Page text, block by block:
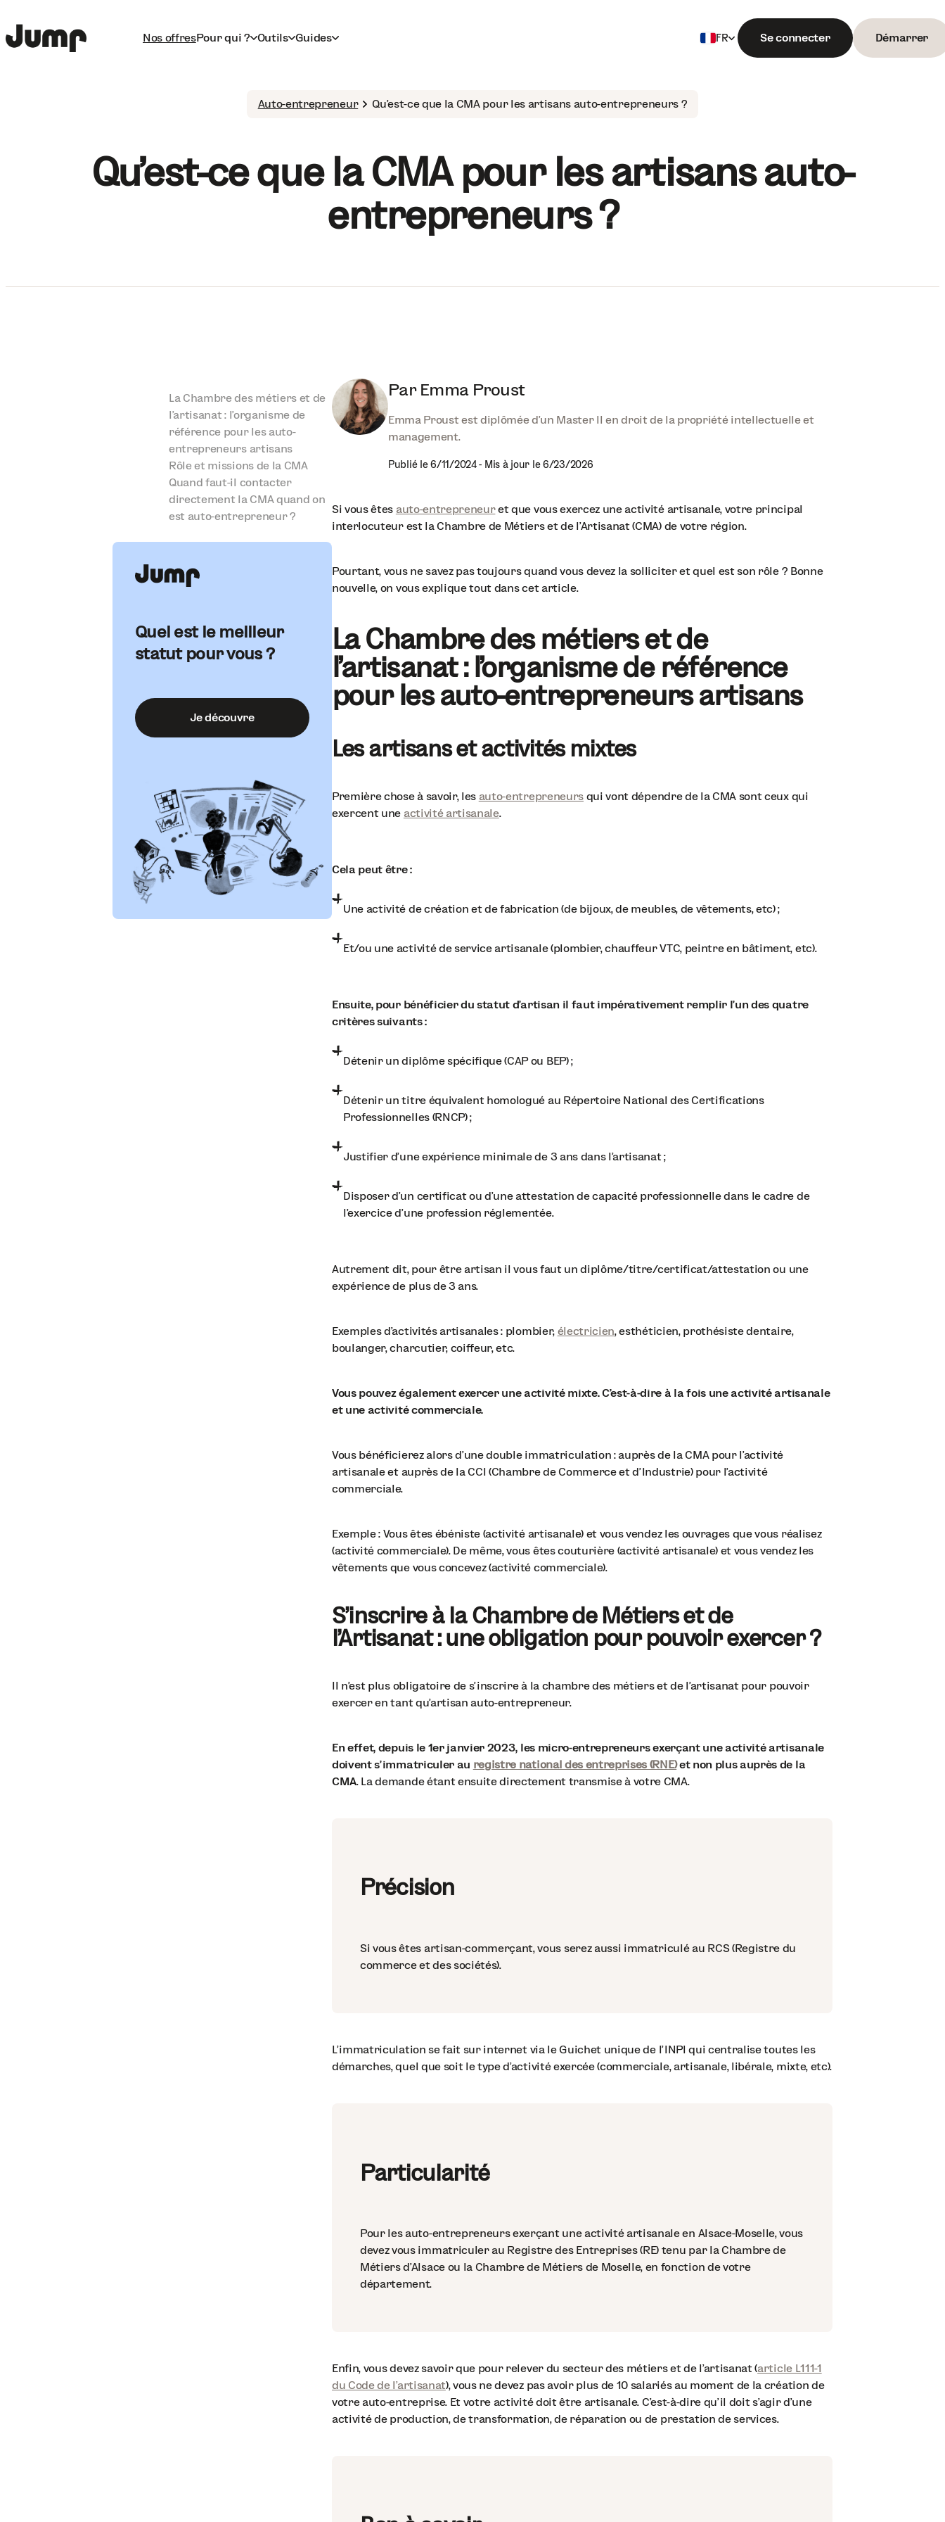
Nos offresPour qui ? Outils Guides FR
English
Se connecter Démarrer
Auto-entrepreneur Qu’est-ce que la CMA pour les artisans auto-entrepreneurs ?
Qu’est-ce que la CMA pour les artisans auto-
entrepreneurs ?
La Chambre des métiers et de
l’artisanat : l’organisme de
référence pour les auto-
entrepreneurs artisans
Rôle et missions de la CMA
Quand faut-il contacter
directement la CMA quand on
est auto-entrepreneur ?
Quel est le meilleur
statut pour vous ?
Je découvre
Par Emma Proust
Emma Proust est diplômée d'un Master II en droit de la propriété intellectuelle et
management.
Publié le 6/11/2024- Mis à jour le 6/23/2026
Si vous êtes auto-entrepreneuret que vous exercez une activité artisanale, votre principal
interlocuteur est la Chambre de Métiers et de l’Artisanat (CMA) de votre région.
Pourtant, vous ne savez pas toujours quand vous devez la solliciter et quel est son rôle ? Bonne
nouvelle, on vous explique tout dans cet article.
La Chambre des métiers et de
l’artisanat : l’organisme de référence
pour les auto-entrepreneurs artisans
Les artisans et activités mixtes
Première chose à savoir, les auto-entrepreneursqui vont dépendre de la CMA sont ceux qui
exercent une activité artisanale.
Cela peut être :
Une activité de création et de fabrication (de bijoux, de meubles, de vêtements, etc) ;
Et/ou une activité de service artisanale (plombier, chauffeur VTC, peintre en bâtiment, etc).
Ensuite, pour bénéficier du statut d’artisan il faut impérativement remplir l’un des quatre
critères suivants :
Détenir un diplôme spécifique (CAP ou BEP) ;
Détenir un titre équivalent homologué au Répertoire National des Certifications
Professionnelles (RNCP) ;
Justifier d’une expérience minimale de 3 ans dans l’artisanat ;
Disposer d’un certificat ou d’une attestation de capacité professionnelle dans le cadre de
l’exercice d’une profession réglementée.
Autrement dit, pour être artisan il vous faut un diplôme/titre/certificat/attestation ou une
expérience de plus de 3 ans.
Exemples d’activités artisanales : plombier, électricien, esthéticien, prothésiste dentaire,
boulanger, charcutier, coiffeur, etc.
Vous pouvez également exercer une activité mixte. C’est-à-dire à la fois une activité artisanale
et une activité commerciale.
Vous bénéficierez alors d’une double immatriculation : auprès de la CMA pour l’activité
artisanale et auprès de la CCI (Chambre de Commerce et d’Industrie) pour l’activité
commerciale.
Exemple : Vous êtes ébéniste (activité artisanale) et vous vendez les ouvrages que vous réalisez
(activité commerciale). De même, vous êtes couturière (activité artisanale) et vous vendez les
vêtements que vous concevez (activité commerciale).
S'inscrire à la Chambre de Métiers et de
l'Artisanat : une obligation pour pouvoir exercer ?
Il n’est plus obligatoire de s’inscrire à la chambre des métiers et de l’artisanat pour pouvoir
exercer en tant qu’artisan auto-entrepreneur.
En effet, depuis le 1er janvier 2023, les micro-entrepreneurs exerçant une activité artisanale
doivent s'immatriculer au registre national des entreprises (RNE)et non plus auprès de la
CMA. La demande étant ensuite directement transmise à votre CMA.
Précision
Si vous êtes artisan-commerçant, vous serez aussi immatriculé au RCS (Registre du
commerce et des sociétés).
L’immatriculation se fait sur internet via le Guichet unique de l’INPI qui centralise toutes les
démarches, quel que soit le type d’activité exercée (commerciale, artisanale, libérale, mixte, etc).
Particularité
Pour les auto-entrepreneurs exerçant une activité artisanale en Alsace-Moselle, vous
devez vous immatriculer au Registre des Entreprises (RE) tenu par la Chambre de
Métiers d'Alsace ou la Chambre de Métiers de Moselle, en fonction de votre
département.
Enfin, vous devez savoir que pour relever du secteur des métiers et de l’artisanat (article L111-1
du Code de l’artisanat), vous ne devez pas avoir plus de 10 salariés au moment de la création de
votre auto-entreprise. Et votre activité doit être artisanale. C’est-à-dire qu’il doit s’agir d’une
activité de production, de transformation, de réparation ou de prestation de services.